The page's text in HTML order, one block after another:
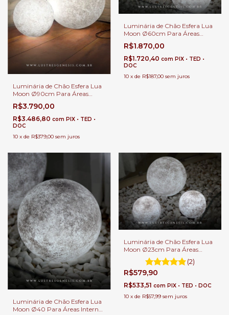
Luminária de Chão Esfera Lua
Moon Ø90cm Para Áreas
Internas e Externas.
R$3.790,00
R$3.486,80 com PIX • TED •
DOC
10 x de R$379,00 sem juros
Luminária de Chão Esfera Lua
Moon Ø60cm Para Áreas
Internos e Externos.
R$1.870,00
R$1.720,40 com PIX • TED •
DOC
10 x de R$187,00 sem juros
Luminária de Chão Esfera Lua
Moon Ø40 Para Áreas Internas
Luminária de Chão Esfera Lua
Moon Ø23cm Para Áreas
Internas e Externas.
(2)
R$579,90
R$533,51 com PIX • TED • DOC
10 x de R$57,99 sem juros